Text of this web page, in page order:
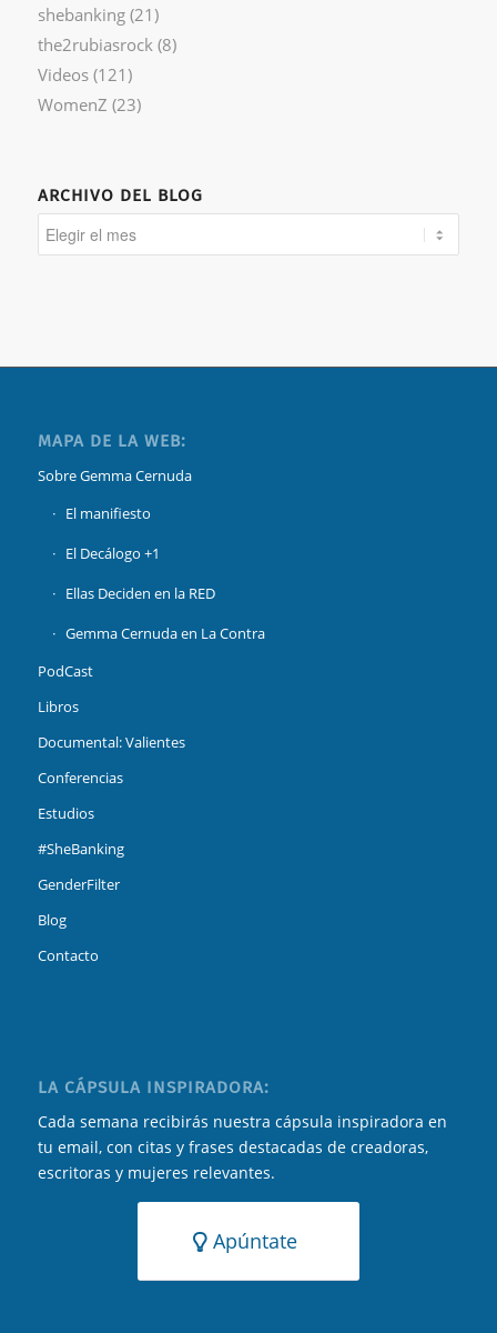
shebanking(21)
the2rubiasrock(8)
Videos(121)
WomenZ (23)
ARCHIVO DEL BLOG
MAPA DE LA WEB:
Sobre Gemma Cernuda
El manifiesto
El Decálogo +1
Ellas Deciden en la RED
Gemma Cernuda en La Contra
PodCast
Libros
Documental: Valientes
Conferencias
Estudios
#SheBanking
GenderFilter
Blog
Contacto
LA CÁPSULA INSPIRADORA:
Cada semana recibirás nuestra cápsula inspiradora en
tu email, con citas y frases destacadas de creadoras,
escritoras y mujeres relevantes.
Apúntate